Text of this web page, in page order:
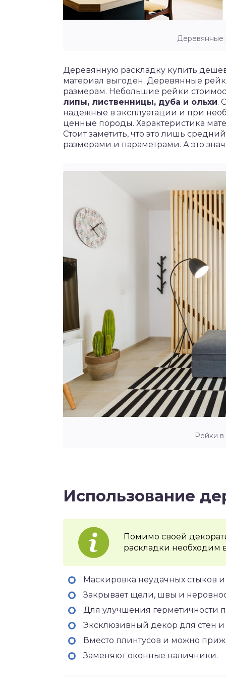
Деревянные
Деревянную раскладку купить
материал выгоден. Деревянные
размерам. Небольшие рейки
липы, лиственницы, дуба и ольхи.
надежные в эксплуатации и при
ценные породы. Характеристика
Стоит заметить, что это лишь
размерами и параметрами. А это
Рейки в
Использование
Помимо своей
раскладки необходим
Маскировка неудачных стыков
Закрывает щели, швы и
Для улучшения герметичности
Эксклюзивный декор для стен и
Вместо плинтусов и можно
Заменяют оконные наличники.